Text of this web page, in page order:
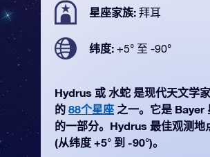
星座家族: 拜耳
纬度: +5° 至 -90°
Hydrus 或 水蛇 是现代天文学
的 88个星座 之一。它是 Bayer
的一部分。Hydrus 最佳观测地
(从纬度 +5° 到 -90°)。